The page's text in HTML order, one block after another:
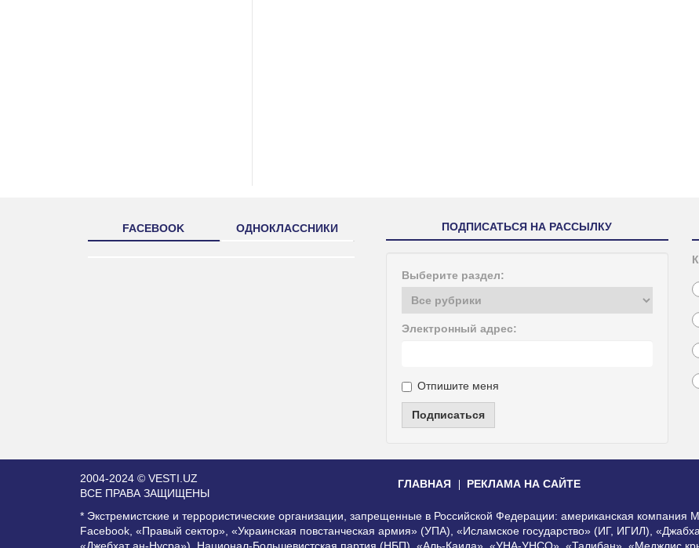
FACEBOOK ОДНОКЛАССНИКИ ПОДПИСАТЬСЯ НА РАССЫЛКУ
Выберите раздел:
Электронный адрес:
Отпишите меня
Подписаться
2004-2024 © VESTI.UZ
ВСЕ ПРАВА ЗАЩИЩЕНЫ
ГЛАВНАЯ РЕКЛАМА НА САЙТЕ
* Экстремистские и террористические организации, запрещенные в Российской Федерации: американская
Facebook, «Правый сектор», «Украинская повстанческая армия» (УПА), «Исламское государство» (ИГ, ИГИЛ),
«Джебхат ан-Нусра»), Национал-Большевистская партия (НБП), «Аль-Каида», «УНА-УНСО», «Талибан», «Меджлис